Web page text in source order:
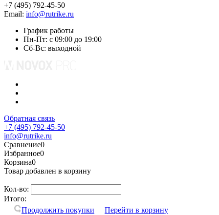
+7 (495) 792-45-50
Email: info@rutrike.ru
График работы
Пн-Пт: с 09:00 до 19:00
Сб-Вс: выходной
Обратная связь
+7 (495) 792-45-50
info@rutrike.ru
Сравнение0
Избранное0
Корзина0
Товар добавлен в корзину
Кол-во:
Итого:
Продолжить покупки
Перейти в корзину